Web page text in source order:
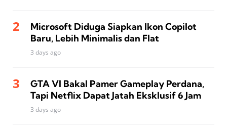
Microsoft Diduga Siapkan Ikon Copilot
Baru, Lebih Minimalis dan Flat
3 days ago
GTA VI Bakal Pamer Gameplay Perdana,
Tapi Netflix Dapat Jatah Eksklusif 6 Jam
3 days ago